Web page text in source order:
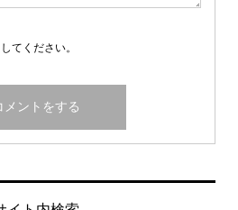
てください。